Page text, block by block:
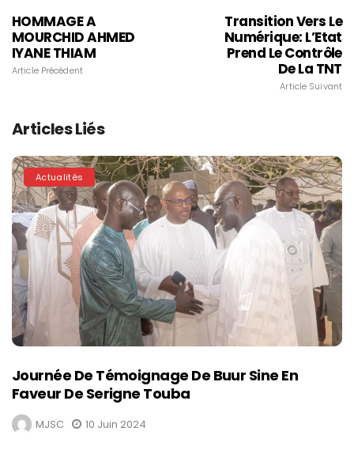
HOMMAGE A
MOURCHID AHMED
IYANE THIAM
Article Précédent
Transition Vers Le
Numérique: L’Etat
Prend Le Contrôle
De La TNT
Article Suivant
Articles Liés
Actualités
Journée De Témoignage De Buur Sine En
Faveur De Serigne Touba
MJSC 10 Juin 2024